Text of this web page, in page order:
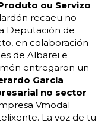
ou Servizo
recaeu no
Deputación de
en colaboración
de Albarei e
entregaron un
García
no sector
Vmodal
La voz de tu